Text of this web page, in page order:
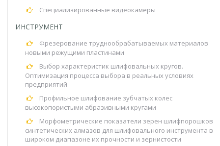
Специализированные видеокамеры
ИНСТРУМЕНТ
Фрезерование труднообрабатываемых материалов
новыми режущими пластинами
Выбор характеристик шлифовальных кругов.
Оптимизация процесса выбора в реальных условиях
предприятий
Профильное шлифование зубчатых колес
высокопористыми абразивными кругами
Морфометрические показатели зерен шлифпорошков
синтетических алмазов для шлифовального инструмента в
широком диапазоне их прочности и зернистости